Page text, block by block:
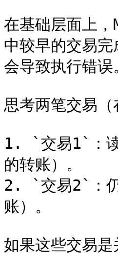
在基础层面上
中较早的交易
会导致执行错误
思考两笔交易
1. `交易1`：读
的转账）。
2. `交易2`：仍
账）。
如果这些交易